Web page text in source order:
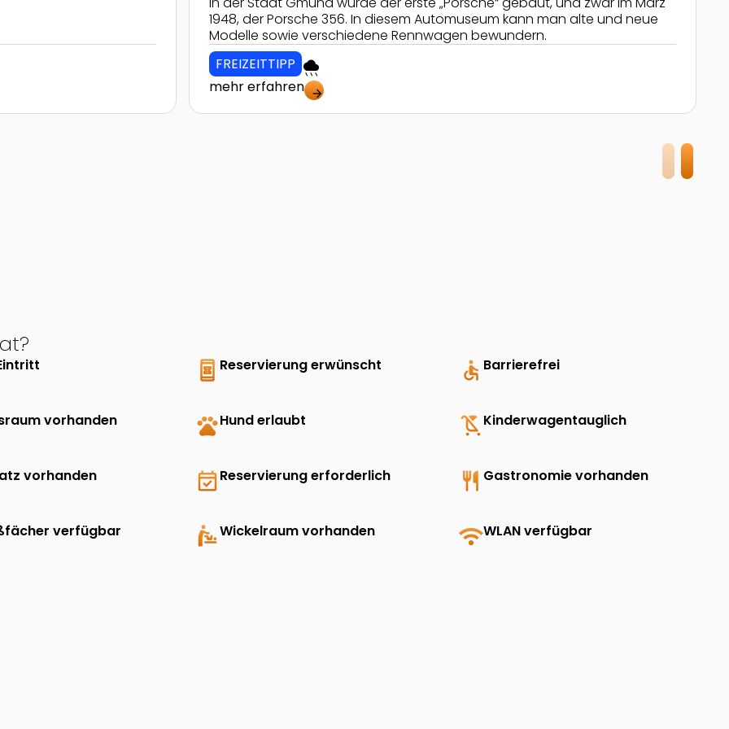
1948, der Porsche 356. In diesem Automuseum kann man alte und neue
Modelle sowie verschiedene Rennwagen bewundern.
FREIZEITTIPP rainy
mehr erfahren arrow_forward
book_online Reservierung erwünscht accessible Barrierefrei
vorhanden petsHund erlaubt child_friendlyKinderwagentauglich
vorhanden event_availableReservierung erforderlich restaurant Gastronomie vorhanden
verfügbar baby_changing_stationWickelraum vorhanden wifiWLAN verfügbar